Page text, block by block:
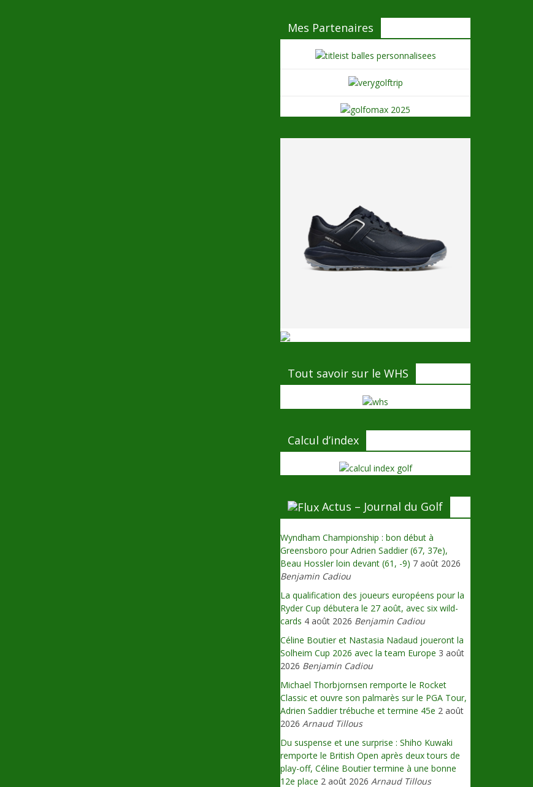
Mes Partenaires
Tout savoir sur le WHS
Calcul d’index
Actus – Journal du Golf
Wyndham Championship : bon début à
Greensboro pour Adrien Saddier (67, 37e),
Beau Hossler loin devant (61, -9) 7 août 2026
Benjamin Cadiou
La qualification des joueurs européens pour la
Ryder Cup débutera le 27 août, avec six wild-
cards 4 août 2026 Benjamin Cadiou
Céline Boutier et Nastasia Nadaud joueront la
Solheim Cup 2026 avec la team Europe 3 août
2026 Benjamin Cadiou
Michael Thorbjornsen remporte le Rocket
Classic et ouvre son palmarès sur le PGA Tour,
Adrien Saddier trébuche et termine 45e 2 août
2026 Arnaud Tillous
Du suspense et une surprise : Shiho Kuwaki
remporte le British Open après deux tours de
play-off, Céline Boutier termine à une bonne
12e place 2 août 2026 Arnaud Tillous